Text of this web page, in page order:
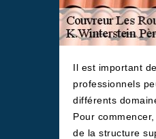
Il est important
professionnels
différents
Pour
de la structure